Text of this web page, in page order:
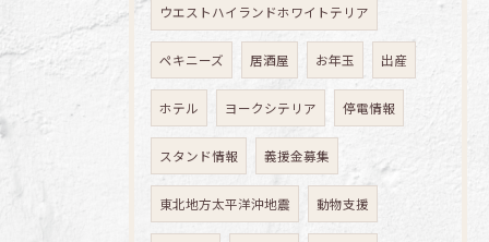
ウエストハイランドホワイトテリア
ペキニーズ 居酒屋 お年玉 出産
ホテル ヨークシテリア 停電情報
スタンド情報 義援金募集
東北地方太平洋沖地震 動物支援